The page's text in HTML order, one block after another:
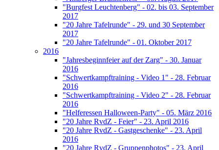
"Burgfest Leuchtenberg" - 02. bis 03. September
2017
"20 Jahre Tafelrunde" - 29. und 30 September
2017
"20 Jahre Tafelrunde" - 01. Oktober 2017
2016
"Jahresbeginnfeier auf der Zarg" - 30. Januar
2016
"Schwertkampftraining - Video 1" - 28. Februar
2016
"Schwertkampftraining - Video 2" - 28. Februar
2016
"Helferessen Halloween-Party" - 05. März 2016
"20 Jahre RvdZ - Feier" - 23. April 2016
"20 Jahre RvdZ - Gastgeschenke" - 23. April
2016
"20 Jahre RvdZ - Gruppenphotos" - 23. April